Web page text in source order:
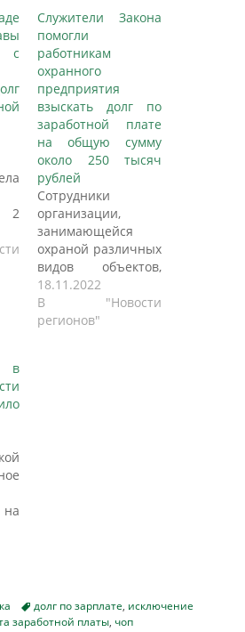
с
с
и
и
в
и
и
Служители Закона
помогли
работникам
охранного
предприятия
взыскать долг по
заработной плате
на общую сумму
около 250 тысяч
рублей
Сотрудники
организации,
занимающейся
охраной различных
видов объектов,
некоторое время не
получали зарплату
своевременно.
рублей. На
основании
18.11.2022
В "Новости
регионов"
в
Tagsдолг по зарплате, исключение
заработной платы, чоп